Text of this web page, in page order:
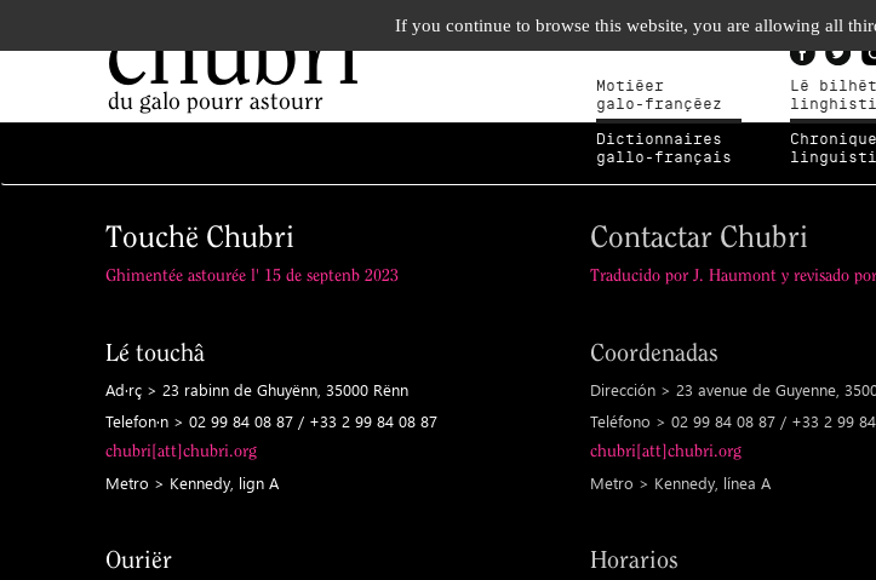
chubri
du galo pourr astourr
Motiéer
galo-françéez
Lé bilhèt
Dictionnaires
gallo-français
Touchë Chubri
Ghimentée astourée l' 15 de septenb 2023
Lé touchâ
Ad·rç > 23 rabinn de Ghuyënn, 35000 Rënn
Telefon·n > 02 99 84 08 87 / +33 2 99 84 08 87
chubri[att]chubri.org
Metro > Kennedy, lign A
Ouriër
Contactar Chubri
Traducido por J. Haumont y revisado
Coordenadas
Dirección > 23 avenue de Guyenne,
Teléfono > 02 99 84 08 87 / +33 2 99
chubri[att]chubri.org
Metro > Kennedy, línea A
Horarios
If you continue to browse this website, you are allowing all